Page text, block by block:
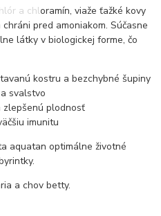
a chloramín, viaže ťažké kovy
pred amoniakom. Súčasne
látky v biologickej forme, čo
kostru a bezchybné šupiny
svalstvo
zlepšenú plodnosť
imunitu
aquatan optimálne životné
a chov betty.